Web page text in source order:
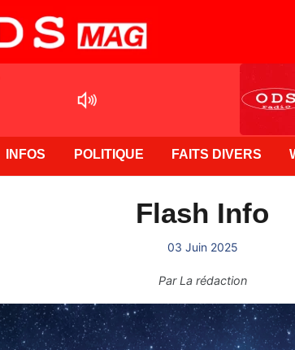
INFOS POLITIQUE FAITS DIVERS
Flash Info
03 Juin 2025
ParLa rédaction